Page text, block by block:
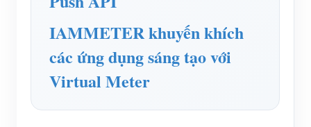
IAMMETER khuyến khích
các ứng dụng sáng tạo với
Virtual Meter